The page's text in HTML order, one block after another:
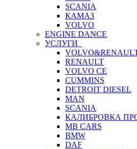
SCANIA
КАМАЗ
VOLVO
ENGINE DANCE
УСЛУГИ
RENAULT
VOLVO CE
CUMMINS
DETROIT DIESEL
MAN
SCANIA
КАЛИБРОВКА
MB CARS
BMW
DAF